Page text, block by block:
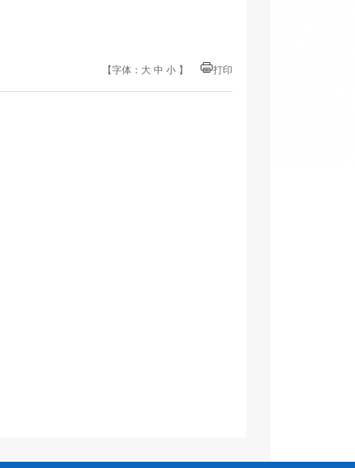
【字体： 大 中 小 】 打印